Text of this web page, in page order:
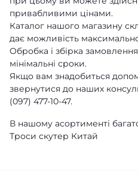
привабливими цінами.
Каталог нашого магазину
дає можливість
Обробка і збірка
мінімальні сроки.
Якщо вам знадобиться
звернутися до наших
(097) 477-10-47.
В нашому асортименті
Троси скутер Китай